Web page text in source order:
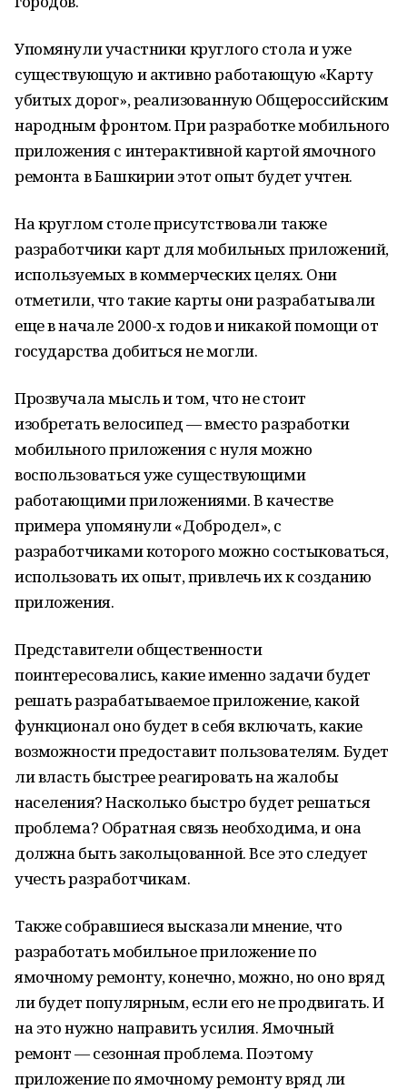
Упомянули участники круглого стола и уже
существующую и активно работающую «Карту
убитых дорог», реализованную Общероссийским
народным фронтом. При разработке мобильного
приложения с интерактивной картой ямочного
ремонта в Башкирии этот опыт будет учтен.
На круглом столе присутствовали также
разработчики карт для мобильных приложений,
используемых в коммерческих целях. Они
отметили, что такие карты они разрабатывали
еще в начале 2000-х годов и никакой помощи от
государства добиться не могли.
Прозвучала мысль и том, что не стоит
изобретать велосипед — вместо разработки
мобильного приложения с нуля можно
воспользоваться уже существующими
работающими приложениями. В качестве
примера упомянули «Добродел», с
разработчиками которого можно состыковаться,
использовать их опыт, привлечь их к созданию
приложения.
Представители общественности
поинтересовались, какие именно задачи будет
решать разрабатываемое приложение, какой
функционал оно будет в себя включать, какие
возможности предоставит пользователям. Будет
ли власть быстрее реагировать на жалобы
населения? Насколько быстро будет решаться
проблема? Обратная связь необходима, и она
должна быть закольцованной. Все это следует
учесть разработчикам.
Также собравшиеся высказали мнение, что
разработать мобильное приложение по
ямочному ремонту, конечно, можно, но оно вряд
ли будет популярным, если его не продвигать. И
на это нужно направить усилия. Ямочный
ремонт — сезонная проблема. Поэтому
приложение по ямочному ремонту вряд ли